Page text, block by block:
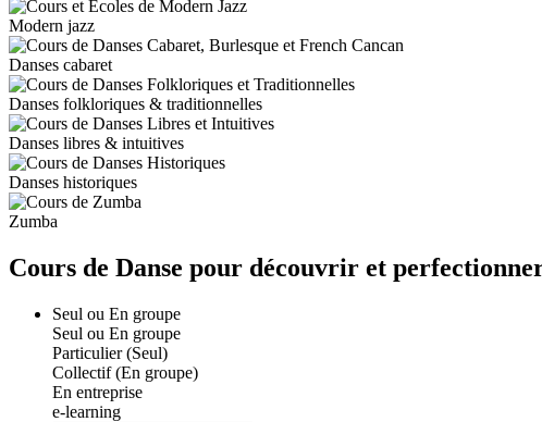
Modern jazz
Danses cabaret
Danses folkloriques & traditionnelles
Danses libres & intuitives
Danses historiques
Zumba
Cours de Danse pour découvrir et
Seul ou En groupe
Seul ou En groupe
Particulier (Seul)
Collectif (En groupe)
En entreprise
e-learning